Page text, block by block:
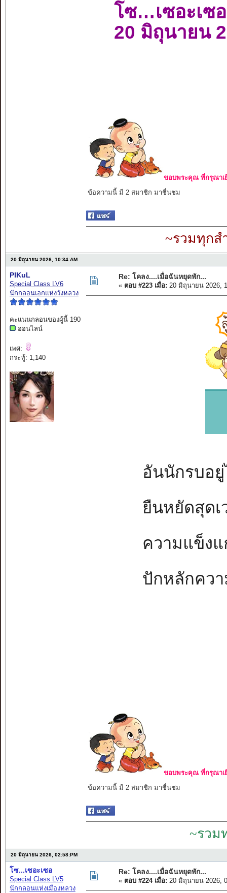
โซ…เซอะเซอ
20 มิถุนายน
ขอบพระคุณ ที่กรุณาเ
ข้อความนี้ มี 2 สมาชิก มาชื่นชม
~รวมทุกส
20 มิถุนายน 2026, 10:34:AM
PIKuL
Special Class LV6
นักกลอนเอกแห่งวังหลวง
คะแนนกลอนของผู้นี้ 190
ออนไลน์
เพศ:
กระทู้: 1,140
Re: โคลง....เมื่อฉันหยุดพัก...
« ตอบ #223 เมื่อ: 20 มิถุนายน 2026,
อันนักรบอยู่
ยืนหยัดสุดเ
ความแข็งแ
ปักหลักคว
ขอบพระคุณ ที่กรุณาเ
ข้อความนี้ มี 2 สมาชิก มาชื่นชม
~รวม
20 มิถุนายน 2026, 02:58:PM
โซ...เซอะเซอ
Special Class LV5
นักกลอนแห่งเมืองหลวง
Re: โคลง....เมื่อฉันหยุดพัก...
« ตอบ #224 เมื่อ: 20 มิถุนายน 2026,